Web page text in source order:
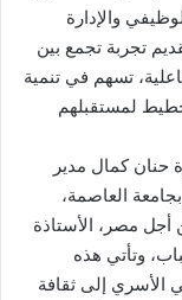
الوظيفي والإدارة
تجربة تجمع بين
تسهم في تنمية
لمستقبلهم
حنان كمال مدير
العاصمة،
أجل مصر، الأستاذة
وتأتي هذه
الأسري إلى ثقافة